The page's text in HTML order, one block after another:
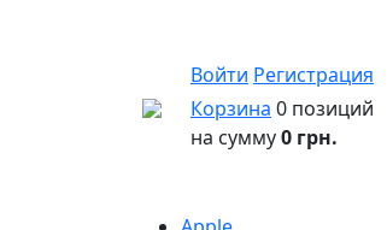
Войти Регистрация
Корзина 0 позиций
на сумму0 грн.